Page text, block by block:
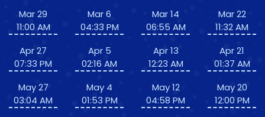
Mar 29
11:00 AM
Apr 27
07:33 PM
May 27
03:04 AM
Mar 6
04:33 PM
Apr 5
02:16 AM
May 4
01:53 PM
Mar 14
06:55 AM
Apr 13
12:23 AM
May 12
04:58 PM
Mar 22
11:32 AM
Apr 21
01:37 AM
May 20
12:00 PM